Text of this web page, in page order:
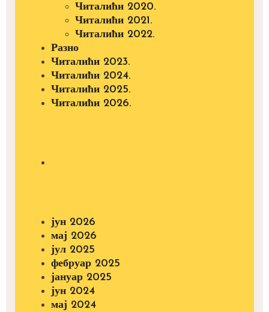
Читалићи 2020.
Читалићи 2021.
Читалићи 2022.
Разно
Читалићи 2023.
Читалићи 2024.
Читалићи 2025.
Читалићи 2026.
јун 2026
мај 2026
јул 2025
фебруар 2025
јануар 2025
јун 2024
мај 2024